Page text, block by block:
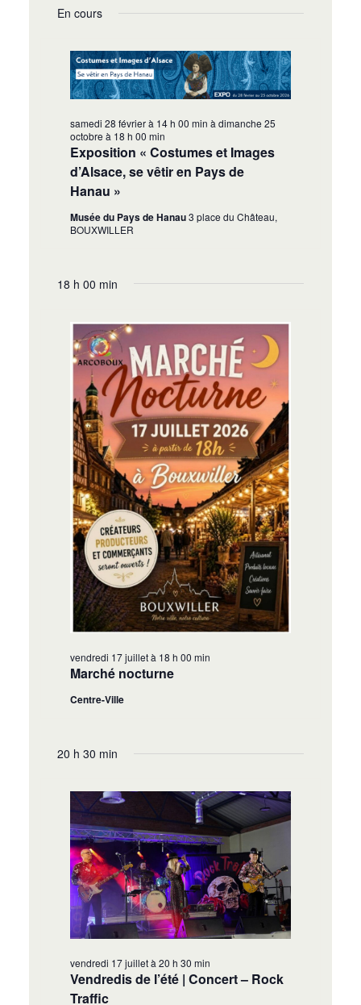
En cours
Exposition « Costumes et Images
d’Alsace, se vêtir en Pays de
Hanau »
samedi 28 février à 14 h 00 min àdimanche 25
octobre à 18 h 00 min
Musée du Pays de Hanau3 place du Château,
BOUXWILLER
18 h 00 min
Marché nocturne
vendredi 17 juillet à 18 h 00 min
Centre-Ville
20 h 30 min
Vendredis de l’été | Concert – Rock
Traffic
vendredi 17 juillet à 20 h 30 min